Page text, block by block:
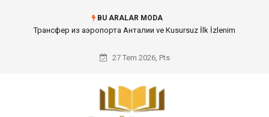
BU ARALAR MODA
Kafes Sandık ve Peyzaj Mimarisinde Dev Bitkilerin Transferi
27 Tem 2026, Pts